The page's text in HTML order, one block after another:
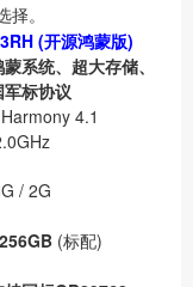
。
(开源鸿蒙版)
系统、超大存储、
标协议
4.1
/ 2G
(标配)